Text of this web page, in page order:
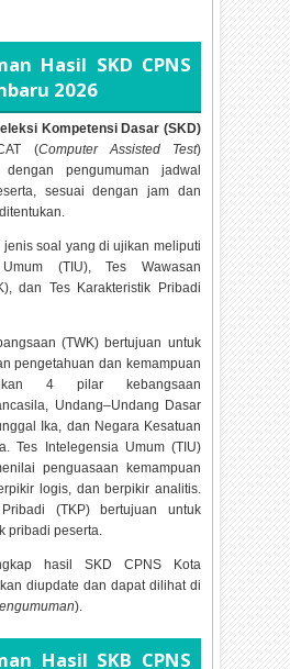
Hasil SKD CPNS
2026
Kompetensi Dasar (SKD)
(Computer Assisted Test)
pengumuman jadwal
sesuai dengan jam dan
jenis soal yang di ujikan meliputi
(TIU), Tes Wawasan
dan Tes Karakteristik Pribadi
(TWK) bertujuan untuk
pengetahuan dan kemampuan
4 pilar kebangsaan
Undang–Undang Dasar
Ika, dan Negara Kesatuan
Tes Intelegensia Umum (TIU)
penguasaan kemampuan
logis, dan berpikir analitis.
(TKP) bertujuan untuk
pribadi peserta.
hasil SKD CPNS Kota
diupdate dan dapat dilihat di
).
Hasil SKB CPNS